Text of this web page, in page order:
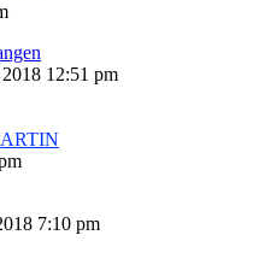
12:51 pm
7:10 pm